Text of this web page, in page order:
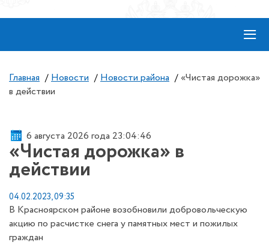
≡
Главная / Новости / Новости района / «Чистая дорожка»
в действии
6 августа 2026 года 23:04:47
«Чистая дорожка» в
действии
04.02.2023, 09:35
В Красноярском районе возобновили добровольческую
акцию по расчистке снега у памятных мест и пожилых
граждан